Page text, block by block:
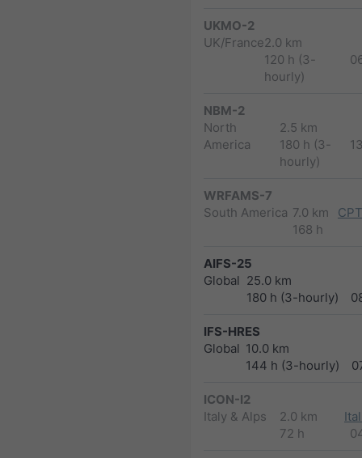
UKMO-2
UK/France2.0 km
120 h (3-
hourly)
NBM-2
North
America
2.5 km
180 h (3-
hourly)
WRFAMS-7
South America 7.0 km
168 h
AIFS-25
Global 25.0 km
180 h (3-hourly)
IFS-HRES
Global 10.0 km
144 h (3-hourly)
ICON-I2
Italy & Alps
2.0 km
72 h